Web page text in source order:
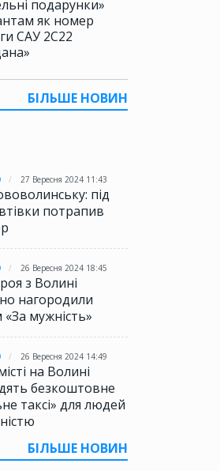
подарунки»
як номер
САУ 2С22
БІЛЬШЕ НОВИН
27 Вересня 2024 11:43
під
потрапив
26 Вересня 2024 18:45
з Волині
нагородили
мужність»
26 Вересня 2024 14:49
на Волині
безкоштовне
таксі» для людей
БІЛЬШЕ НОВИН